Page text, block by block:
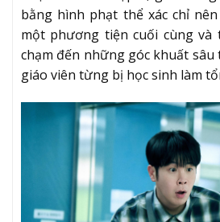
bằng hình phạt thể xác chỉ
một phương tiện cuối cùng
chạm đến những góc khuất
giáo viên từng bị học sinh làm